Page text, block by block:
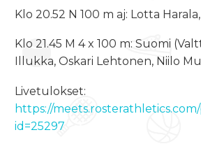
Klo 20.52 N 100 m aj: Lotta
Klo 21.45 M 4 x 100 m: Suomi
Illukka, Oskari Lehtonen, Niilo
Livetulokset:
https://
id=25297